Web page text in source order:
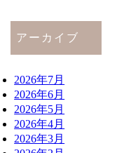
アーカイブ
2026年7月
2026年6月
2026年5月
2026年4月
2026年3月